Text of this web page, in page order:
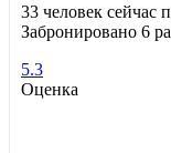
33 человек сейчас
Забронировано 6
5.3
Оценка